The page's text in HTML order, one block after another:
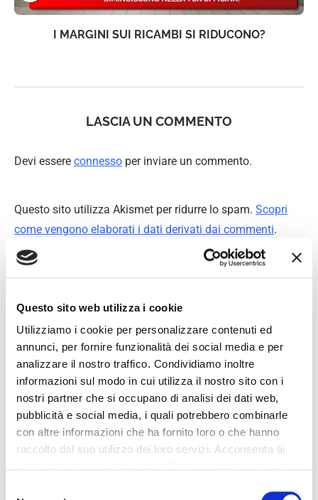
Questo sito web utilizza i cookie
Utilizziamo i cookie per personalizzare contenuti ed
annunci, per fornire funzionalità dei social media e per
analizzare il nostro traffico. Condividiamo inoltre
informazioni sul modo in cui utilizza il nostro sito con i
nostri partner che si occupano di analisi dei dati web,
pubblicità e social media, i quali potrebbero combinarle
con altre informazioni che ha fornito loro o che hanno
raccolto dal suo utilizzo dei loro servizi. Acconsenta ai
I MARGINI SUI RICAMBI SI RIDUCONO?
LASCIA UN COMMENTO
Devi essere connesso per inviare un commento.
Questo sito utilizza Akismet per ridurre lo spam. Scopri
come vengono elaborati i dati derivati dai commenti.